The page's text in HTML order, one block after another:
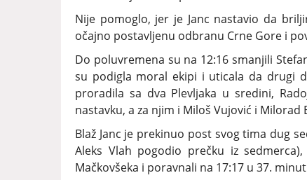
Nije pomoglo, jer je Janc nastavio da
očajno postavljenu odbranu Crne Gore i
Do poluvremena su na 12:16 smanjili
su podigla moral ekipi i uticala da drugi
proradila sa dva Plevljaka u sredini,
nastavku, a za njim i Miloš Vujović i Milorad
Blaž Janc je prekinuo post svog tima dug
Aleks Vlah pogodio prečku iz
Mačkovšeka i poravnali na 17:17 u 37.